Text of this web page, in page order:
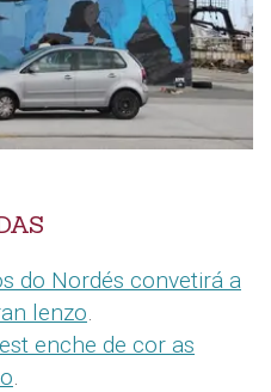
do Nordés convetirá a
lenzo.
enche de cor as
.